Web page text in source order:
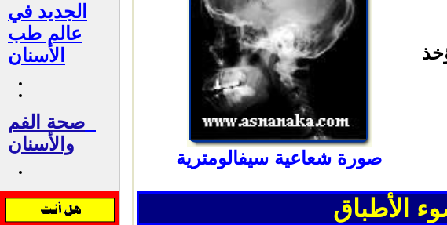
الجديد في
عالم طب
الأسنان
صحة الفم
والأسنان
صورة شعاعية سيفالومترية
الأطباق